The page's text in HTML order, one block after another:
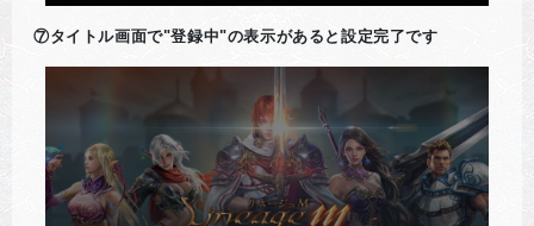
⑦タイトル画面で"登録中"の表示があると設定完了です